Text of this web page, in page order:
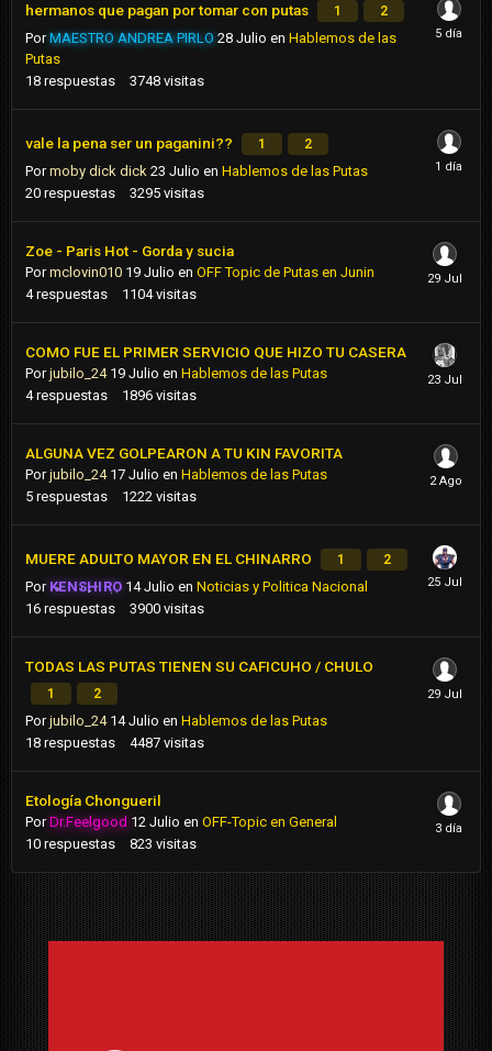
hermanos que pagan por tomar con putas 1 2
PorMAESTRO ANDREA PIRLO 28 Julio en Hablemos de las
Putas
18 respuestas 3748 visitas
vale la pena ser un paganini?? 1 2
Pormoby dick dick 23 Julio en Hablemos de las Putas
20 respuestas 3295 visitas
Zoe - Paris Hot - Gorda y sucia
Pormclovin010 19 Julio en OFF Topic de Putas en Junin
4 respuestas 1104 visitas
COMO FUE EL PRIMER SERVICIO QUE HIZO TU CASERA
Porjubilo_24 19 Julio en Hablemos de las Putas
4 respuestas 1896 visitas
ALGUNA VEZ GOLPEARON A TU KIN FAVORITA
Porjubilo_24 17 Julio en Hablemos de las Putas
5 respuestas 1222 visitas
MUERE ADULTO MAYOR EN EL CHINARRO 1 2
Por KENSHIRO 14 Julio enNoticias y Politica Nacional
16 respuestas 3900 visitas
TODAS LAS PUTAS TIENEN SU CAFICUHO / CHULO
1 2
Porjubilo_24 14 Julio en Hablemos de las Putas
18 respuestas 4487 visitas
Etología Chongueril
PorDr.Feelgood 12 Julio en OFF-Topic en General
10 respuestas 823 visitas